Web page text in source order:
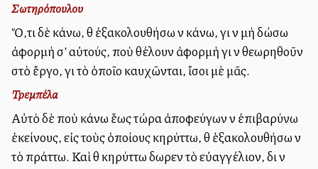
Σωτηρόπουλου
Ὅ,τι δὲ κάνω, θὰ ἐξακολουθήσω νὰ κάνω, γιὰ νὰ μὴ δώσω
ἀφορμὴ σ’ αὐτούς, ποὺ θέλουν ἀφορμὴ γιὰ νὰ θεωρηθοῦν
στὸ ἔργο, γιὰ τὸ ὁποῖο καυχῶνται, ἴσοι μὲ μᾶς.
Τρεμπέλα
Αὐτὸ δὲ ποὺ κάνω ἕως τώρα ἀποφεύγων νὰ ἐπιβαρύνω
ἐκείνους, εἰς τοὺς ὁποίους κηρύττω, θὰ ἑξακολουθήσω νὰ
τὸ πράττω. Καὶ θὰ κηρύττω δωρεὰν τὸ εὐαγγέλιον, διὰ νὰ